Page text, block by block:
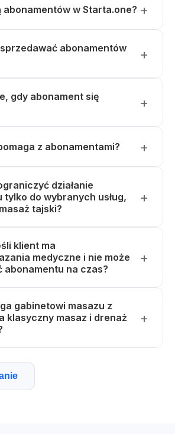
abonamentów w Starta.one?
abonamentów
gdy abonament się
z abonamentami?
działanie
tylko do wybranych usług,
tajski?
klient ma
medyczne i nie może
abonamentu na czas?
gabinetowi masazu z
klasyczny masaz i drenaż